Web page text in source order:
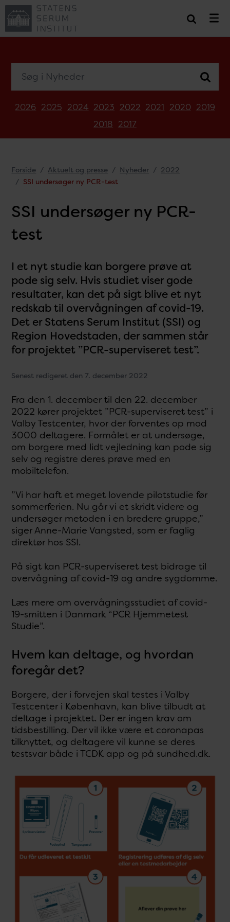
2026 2025 2024 2023 2022 2021 2020 2019
2018 2017
Forside Aktuelt og presse Nyheder
2022
SSI undersøger ny PCR-test
SSI undersøger ny PCR-
test
I et nyt studie kan borgere prøve at
pode sig selv. Hvis studiet viser gode
resultater, kan det på sigt blive et nyt
redskab til overvågningen af covid-19.
Det er Statens Serum Institut (SSI) og
Region Hovedstaden, der sammen står
for projektet ”PCR-superviseret test”.
Senest redigeret den 7. december 2022
Fra den 1. december til den 22. december
2022 kører projektet ”PCR-superviseret test” i
Valby Testcenter, hvor der forventes op mod
3000 deltagere. Formålet er at undersøge,
om borgere med lidt vejledning kan pode sig
selv og registre deres prøve med en
mobiltelefon.
”Vi har haft et meget lovende pilotstudie før
sommerferien. Nu går vi et skridt videre og
undersøger metoden i en bredere gruppe,”
siger Anne-Marie Vangsted, som er faglig
direktør hos SSI.
På sigt kan PCR-superviseret test bidrage til
overvågning af covid-19 og andre sygdomme.
Læs mere om overvågningsstudiet af covid-
19-smitten i Danmark “PCR Hjemmetest
Studie”.
Hvem kan deltage, og hvordan
foregår det?
Borgere, der i forvejen skal testes i Valby
Testcenter i København, kan blive tilbudt at
deltage i projektet. Der er ingen krav om
tidsbestilling. Der vil ikke være et coronapas
tilknyttet, og deltagere vil kunne se deres
testsvar både i TCDK app og på sundhed.dk.